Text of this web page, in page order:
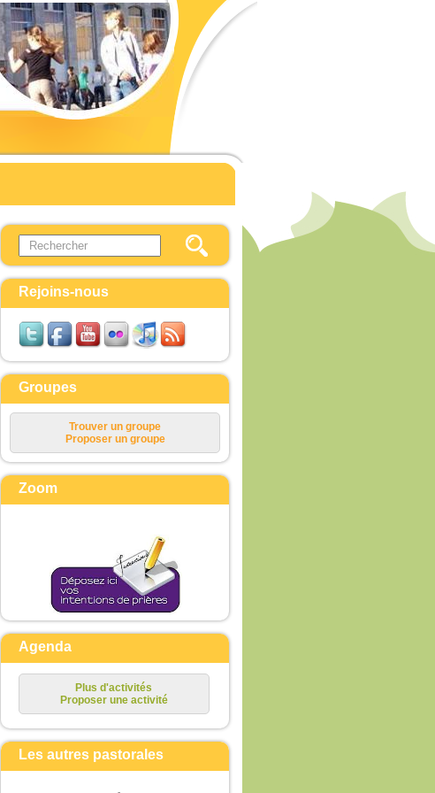
Formulaire de recherche
Search this site
Rejoins-nous
Groupes
Trouver un groupe
Proposer un groupe
Zoom
Agenda
Plus d'activités
Proposer une activité
Les autres pastorales